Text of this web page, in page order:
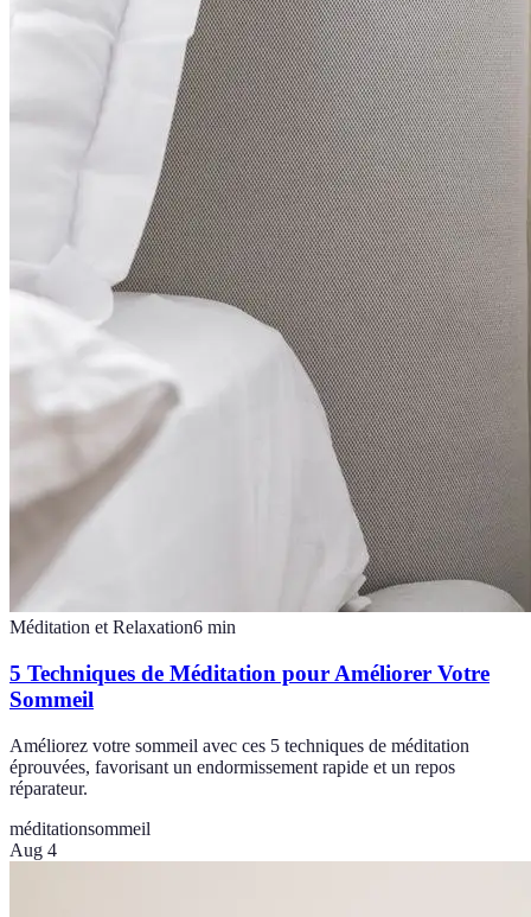
Méditation et Relaxation6 min
5 Techniques de Méditation pour Améliorer Votre
Sommeil
Améliorez votre sommeil avec ces 5 techniques de méditation
éprouvées, favorisant un endormissement rapide et un repos
réparateur.
méditationsommeil
Aug 4